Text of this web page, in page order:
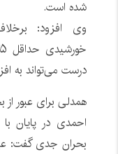
شده است.
وی افزود:
درست می‌تواند به
همدلی برای عبور از
احمدی در پایان
بحران جدی گفت: